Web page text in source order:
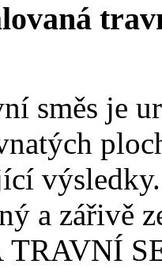
směs je
a zářivě
TRAVNÍ